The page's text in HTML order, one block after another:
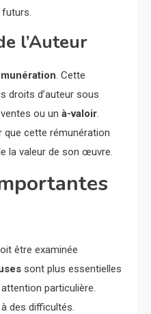
futurs.
l’Auteur
. Cette
droits d’auteur sous
ou un à-valoir.
que cette rémunération
la valeur de son œuvre.
être examinée
sont plus essentielles
particulière.
des difficultés.